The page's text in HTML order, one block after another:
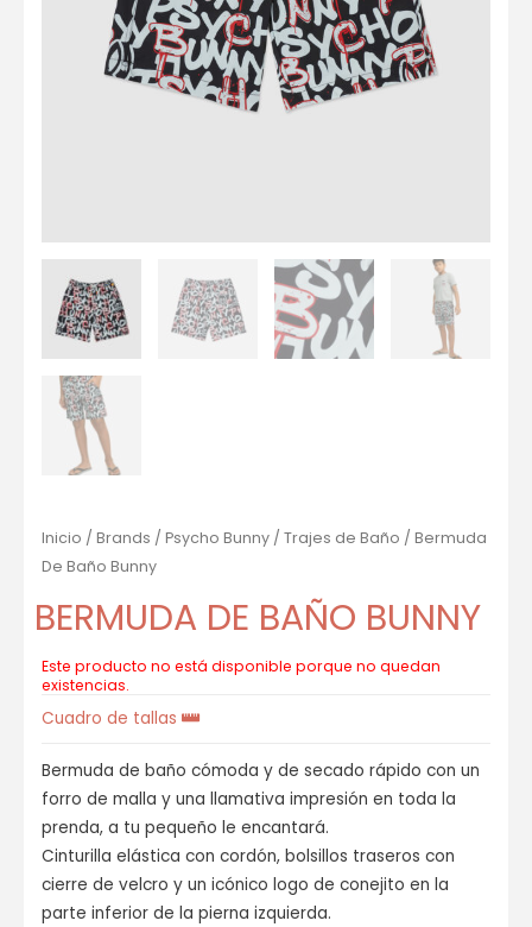
Inicio / Brands / Psycho Bunny / Trajes de Baño / Bermuda
De Baño Bunny
BERMUDA DE BAÑO BUNNY
Este producto no está disponible porque no quedan
existencias.
Cuadro de tallas
Bermuda de baño cómoda y de secado rápido con un
forro de malla y una llamativa impresión en toda la
prenda, a tu pequeño le encantará.
Cinturilla elástica con cordón, bolsillos traseros con
cierre de velcro y un icónico logo de conejito en la
parte inferior de la pierna izquierda.